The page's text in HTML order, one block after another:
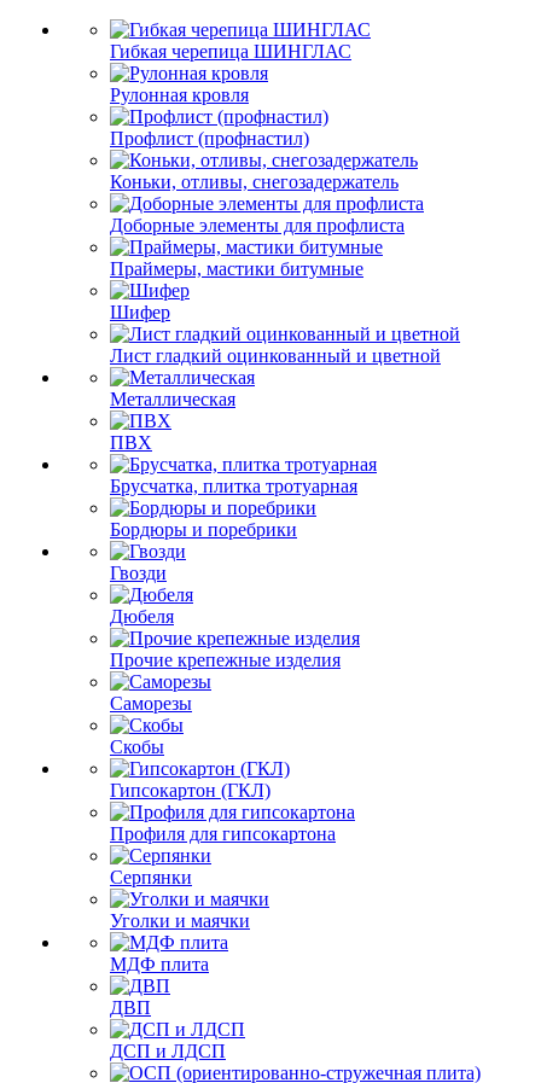
Гибкая черепица ШИНГЛАС
Рулонная кровля
Профлист (профнастил)
Коньки, отливы, снегозадержатель
Доборные элементы для профлиста
Праймеры, мастики битумные
Шифер
Лист гладкий оцинкованный и цветной
Металлическая
ПВХ
Брусчатка, плитка тротуарная
Бордюры и поребрики
Гвозди
Дюбеля
Прочие крепежные изделия
Саморезы
Скобы
Гипсокартон (ГКЛ)
Профиля для гипсокартона
Серпянки
Уголки и маячки
МДФ плита
ДВП
ДСП и ЛДСП